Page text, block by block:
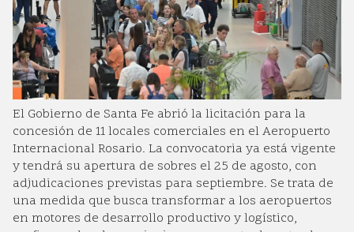
El Gobierno de Santa Fe abrió la licitación para la
concesión de 11 locales comerciales en el Aeropuerto
Internacional Rosario. La convocatoria ya está vigente
y tendrá su apertura de sobres el 25 de agosto, con
adjudicaciones previstas para septiembre. Se trata de
una medida que busca transformar a los aeropuertos
en motores de desarrollo productivo y logístico,